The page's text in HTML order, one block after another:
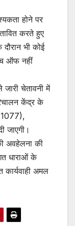
होने पर
करते हुए
भी कोई
ऑफ नहीं
चेतावनी में
केंद्र के
अवहेलना की
धाराओं के
कार्यवाही अमल